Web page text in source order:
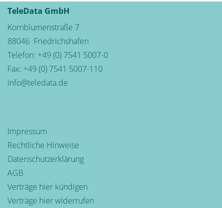
TeleData GmbH
Kornblumenstraße 7
88046 Friedrichshafen
Telefon: +49 (0) 7541 5007-0
Fax: +49 (0) 7541 5007-110
info@teledata.de
Impressum
Rechtliche Hinweise
Datenschutzerklärung
AGB
Verträge hier kündigen
Verträge hier widerrufen